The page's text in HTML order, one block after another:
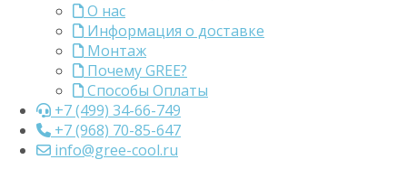
О нас
Информация о доставке
Монтаж
Почему GREE?
Способы Оплаты
+7 (499) 34-66-749
+7 (968) 70-85-647
info@gree-cool.ru